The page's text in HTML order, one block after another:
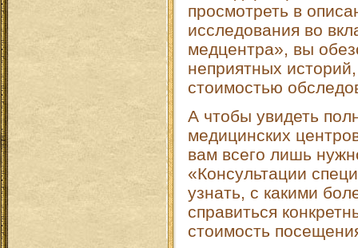
просмотреть в
исследования во
медцентра», вы
неприятных
стоимостью
А чтобы увидеть
медицинских
вам всего лишь
«Консультации
узнать, с какими
справиться
стоимость